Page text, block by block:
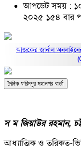
আপডেট সময় :
২০২৫ ১৫৪ বার
আজকের জার্নাল
দৈনিক ফরিদপুর মহানগর বার্তা
স ম জিয়াউর রহমান,
আধ্যাত্মিক ও তরিকত-